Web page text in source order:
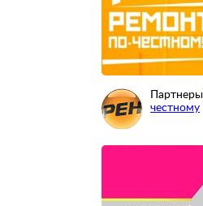
Партнеры
честному